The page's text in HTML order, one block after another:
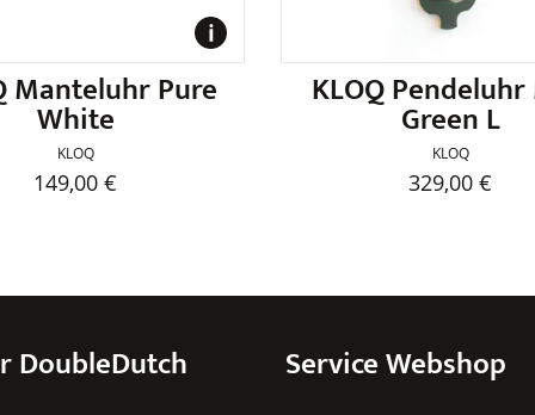
Manteluhr Pure
White
KLOQ
149,00€
KLOQ
Green L
KLOQ
329,00€
auf.
DoubleDutch Service Webshop